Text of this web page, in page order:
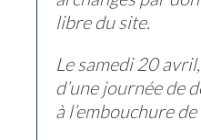
libre du site.
Le samedi 20
d’une journée de
à l’embouchure de